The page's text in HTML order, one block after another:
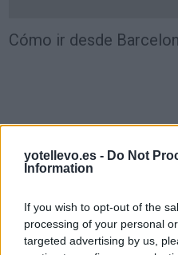
yotellevo.es - Do Not
Information
If you wish to opt-out of the
processing of your personal
targeted advertising by us,
Cómo ir desde